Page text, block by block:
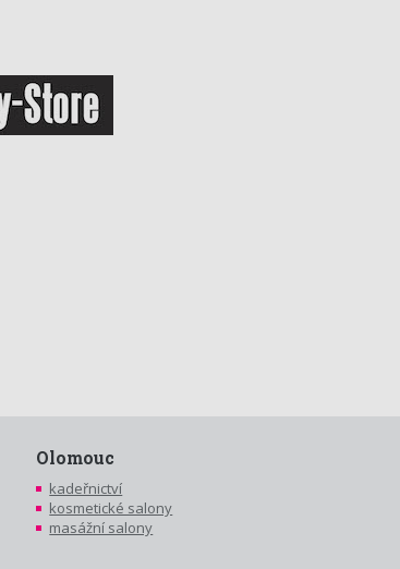
Olomouc
kadeřnictví
kosmetické salony
masážní salony